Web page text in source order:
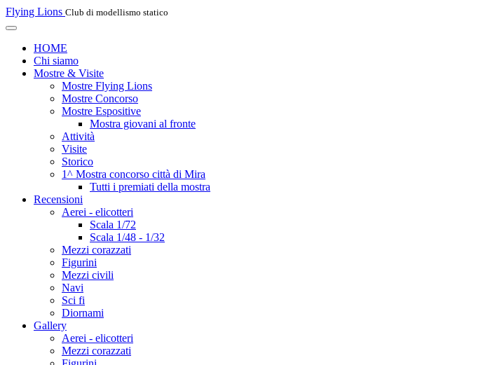
Flying Lions Club di modellismo statico
HOME
Chi siamo
Mostre & Visite
Mostre Flying Lions
Mostre Concorso
Mostre Espositive
Mostra giovani al fronte
Attività
Visite
Storico
1^ Mostra concorso città di Mira
Tutti i premiati della mostra
Recensioni
Aerei - elicotteri
Scala 1/72
Scala 1/48 - 1/32
Mezzi corazzati
Figurini
Mezzi civili
Navi
Sci fi
Diornami
Gallery
Aerei - elicotteri
Mezzi corazzati